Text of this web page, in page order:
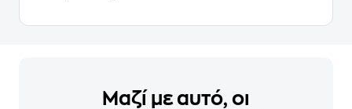
Μαζί με αυτό, οι